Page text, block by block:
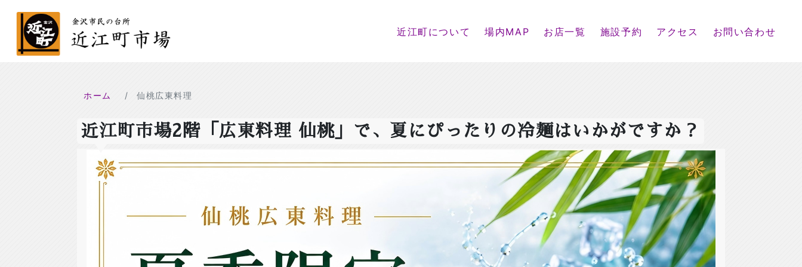
近江町について 場内MAP お店一覧 施設予約 アクセス お問い合わせ
ホーム 仙桃広東料理
近江町市場2階「広東料理 仙桃」で、夏にぴったりの冷麺はいかがですか？